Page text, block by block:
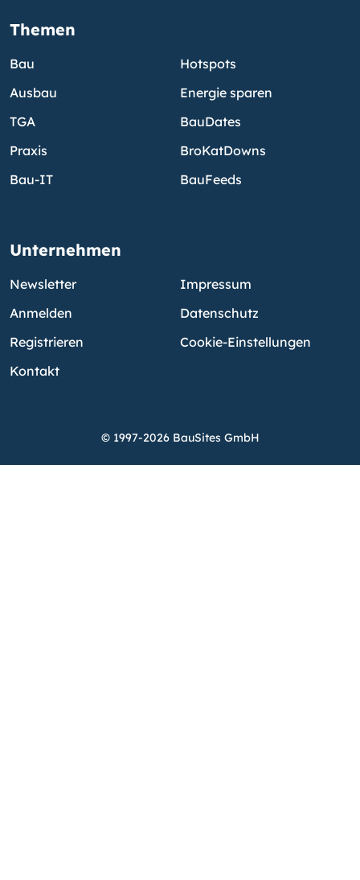
Themen
Bau
Ausbau
TGA
Praxis
Bau-IT
Hotspots
Energie sparen
BauDates
BroKatDowns
BauFeeds
Unternehmen
Newsletter
Anmelden
Registrieren
Kontakt
Impressum
Datenschutz
Cookie-Einstellungen
© 1997-2026 BauSites GmbH